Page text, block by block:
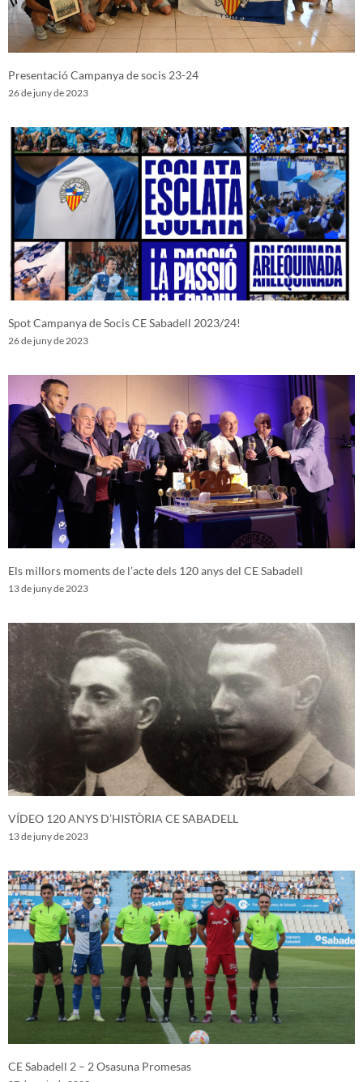
Presentació Campanya de socis 23-24
26 de juny de 2023
Spot Campanya de Socis CE Sabadell 2023/24!
26 de juny de 2023
Els millors moments de l’acte dels 120 anys del CE Sabadell
13 de juny de 2023
VÍDEO 120 ANYS D’HISTÒRIA CE SABADELL
13 de juny de 2023
CE Sabadell 2 – 2 Osasuna Promesas